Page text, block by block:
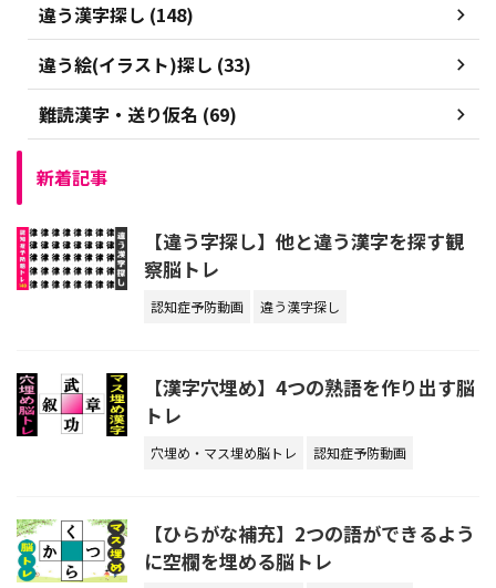
違う漢字探し (148)
違う絵(イラスト)探し (33)
難読漢字・送り仮名 (69)
新着記事
【違う字探し】他と違う漢字を探す観
察脳トレ
認知症予防動画 違う漢字探し
【漢字穴埋め】4つの熟語を作り出す脳
トレ
穴埋め・マス埋め脳トレ 認知症予防動画
【ひらがな補充】2つの語ができるよう
に空欄を埋める脳トレ